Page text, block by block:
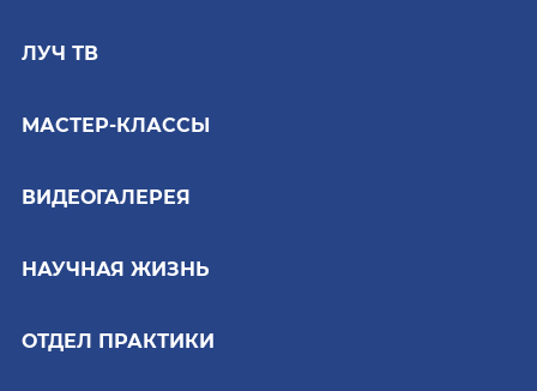
ЛУЧ ТВ
МАСТЕР-КЛАССЫ
ВИДЕОГАЛЕРЕЯ
НАУЧНАЯ ЖИЗНЬ
ОТДЕЛ ПРАКТИКИ